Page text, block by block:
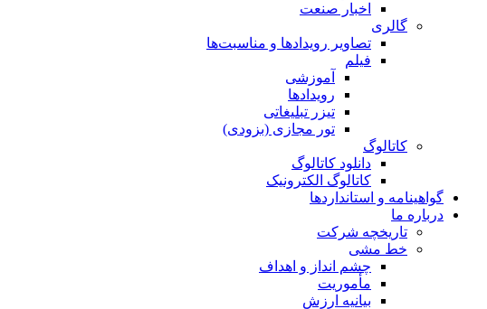
اخبار صنعت
گالری
تصاویر رویدادها و مناسبت‌ها
فیلم
آموزشی
رویدادها
تیزر تبلیغاتی
تور مجازی (بزودی)
کاتالوگ
دانلود کاتالوگ
کاتالوگ الکترونیک
گواهینامه و استانداردها
درباره ما
تاریخچه شرکت
خط مشی
چشم انداز و اهداف
مأموریت
بیانیه ارزش